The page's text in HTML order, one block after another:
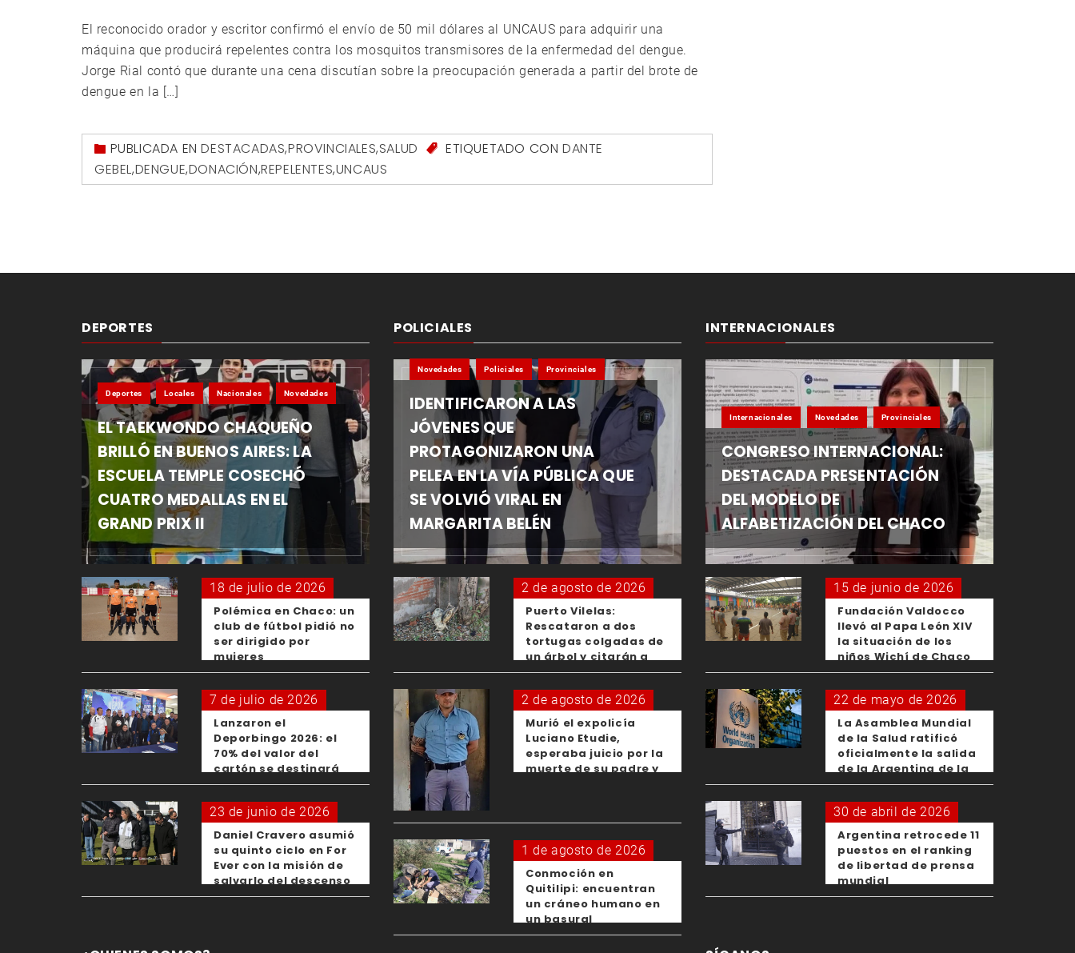
El reconocido orador y escritor confirmó el envío de 50 mil dólares al UNCAUS para adquirir una
máquina que producirá repelentes contra los mosquitos transmisores de la enfermedad del dengue.
Jorge Rial contó que durante una cena discutían sobre la preocupación generada a partir del brote de
dengue en la […]
PUBLICADA ENDESTACADAS,PROVINCIALES,SALUD ETIQUETADO CONDANTE
GEBEL,DENGUE,DONACIÓN,REPELENTES,UNCAUS
DEPORTES
Deportes Locales Nacionales Novedades
EL TAEKWONDO CHAQUEÑO
BRILLÓ EN BUENOS AIRES: LA
ESCUELA TEMPLE COSECHÓ
CUATRO MEDALLAS EN EL
GRAND PRIX II
18 de julio de 2026
Polémica en Chaco: un
club de fútbol pidió no
ser dirigido por
mujeres
7 de julio de 2026
Lanzaron el
Deporbingo 2026: el
70% del valor del
cartón se destinará
para los clubes
23 de junio de 2026
Daniel Cravero asumió
su quinto ciclo en For
Ever con la misión de
salvarlo del descenso
POLICIALES
Novedades Policiales Provinciales
IDENTIFICARON A LAS
JÓVENES QUE
PROTAGONIZARON UNA
PELEA EN LA VÍA PÚBLICA QUE
SE VOLVIÓ VIRAL EN
MARGARITA BELÉN
2 de agosto de 2026
Puerto Vilelas:
Rescataron a dos
tortugas colgadas de
un árbol y citarán a
los padres de los
menores responsables
2 de agosto de 2026
Murió el expolicía
Luciano Etudie,
esperaba juicio por la
muerte de su padre y
1 de agosto de 2026
Conmoción en
Quitilipi: encuentran
un cráneo humano en
un basural
INTERNACIONALES
Internacionales Novedades Provinciales
CONGRESO INTERNACIONAL:
DESTACADA PRESENTACIÓN
DEL MODELO DE
ALFABETIZACIÓN DEL CHACO
15 de junio de 2026
Fundación Valdocco
llevó al Papa León XIV
la situación de los
niños Wichí de Chaco
22 de mayo de 2026
La Asamblea Mundial
de la Salud ratificó
oficialmente la salida
de la Argentina de la
OMS
30 de abril de 2026
Argentina retrocede 11
puestos en el ranking
de libertad de prensa
mundial